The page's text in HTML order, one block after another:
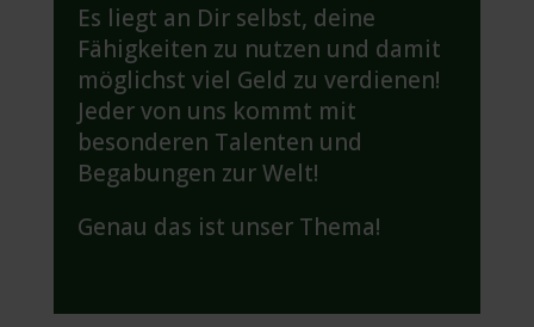
Es liegt an Dir selbst, deine
Fähigkeiten zu nutzen und damit
möglichst viel Geld zu verdienen!
Jeder von uns kommt mit
besonderen Talenten und
Begabungen zur Welt!
Genau das ist unser Thema!